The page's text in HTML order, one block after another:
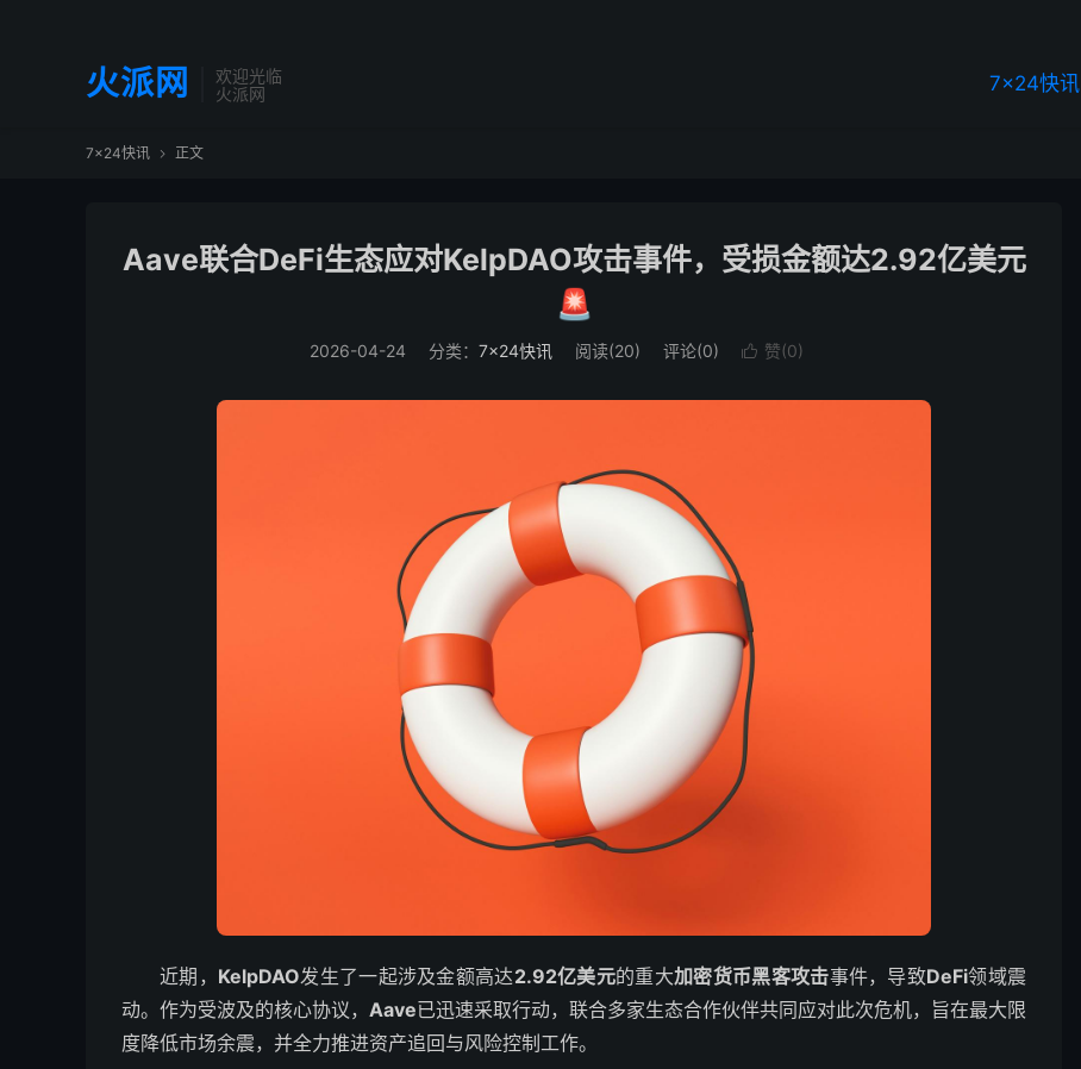
火派网
欢迎光临
火派网
7×24快讯
7×24快讯  正文
Aave联合DeFi生态应对KelpDAO攻击事件，受损金额达2.92亿美元
🚨
2026-04-24 分类： 7×24快讯 阅读(20) 评论(0)  赞(0)
近期， KelpDAO发生了一起涉及金额高达2.92亿美元的重大加密货币黑客攻击事件，导致DeFi领域震
动。作为受波及的核心协议， Aave已迅速采取行动，联合多家生态合作伙伴共同应对此次危机，旨在最大限
度降低市场余震，并全力推进资产追回与风险控制工作。